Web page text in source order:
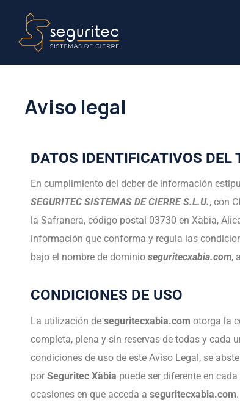
Aviso legal
DATOS IDENTIFICATIVOS DEL
En cumplimiento del deber de información
SEGURITEC SISTEMAS DE CIERRE S.L.U., con
la Safranera, código postal 03730 en Xàbia,
información que conforma y regula las
bajo el nombre de dominio seguritecxabia.com,
CONDICIONES DE USO
La utilización de seguritecxabia.com otorga la
completa, plena y sin reservas de todas y cada
condiciones de uso de este Aviso Legal, se
por Seguritec Xàbia puede ser diferente en
ocasiones en que acceda a seguritecxabia.com.